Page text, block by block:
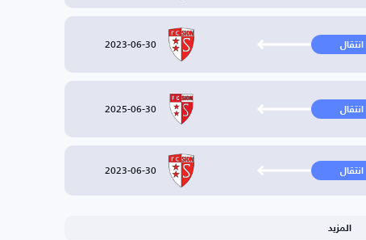
انتقال 2023-06-30
انتقال 2025-06-30
انتقال 2023-06-30
المزيد